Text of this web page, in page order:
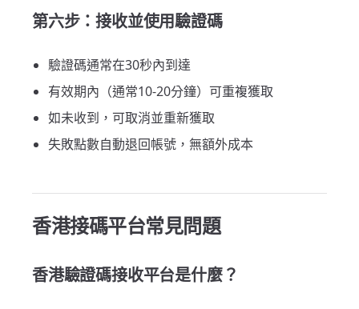
第六步：接收並使用驗證碼
驗證碼通常在30秒內到達
有效期內（通常10-20分鐘）可重複獲取
如未收到，可取消並重新獲取
失敗點數自動退回帳號，無額外成本
香港接碼平台常見問題
香港驗證碼接收平台是什麼？